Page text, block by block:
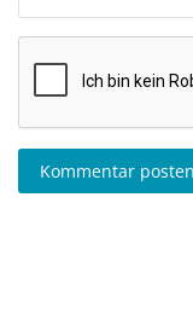
Kommentar posten